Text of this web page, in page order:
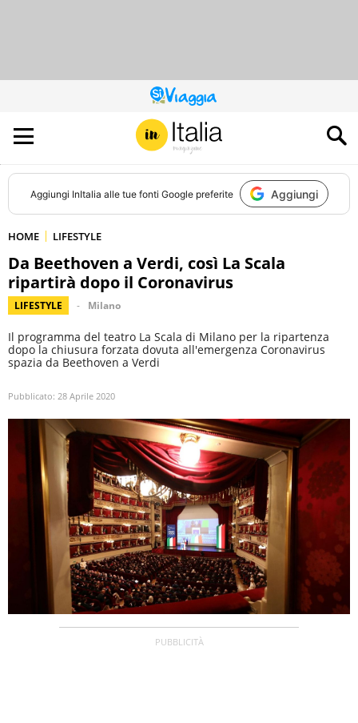
QUESTO
SITO
CONTRIBUISCE
ALL’AUDIENCE
DI
Aggiungi InItalia alle tue fonti Google preferite Aggiungi
HOME LIFESTYLE
Da Beethoven a Verdi, così La Scala
ripartirà dopo il Coronavirus
LIFESTYLE Milano
Il programma del teatro La Scala di Milano per la ripartenza
dopo la chiusura forzata dovuta all'emergenza Coronavirus
spazia da Beethoven a Verdi
Pubblicato: 28 Aprile 2020